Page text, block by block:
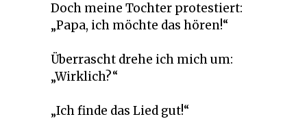
Doch meine Tochter protestiert:
„Papa, ich möchte das hören!“
Überrascht drehe ich mich um:
„Wirklich?“
„Ich finde das Lied gut!“